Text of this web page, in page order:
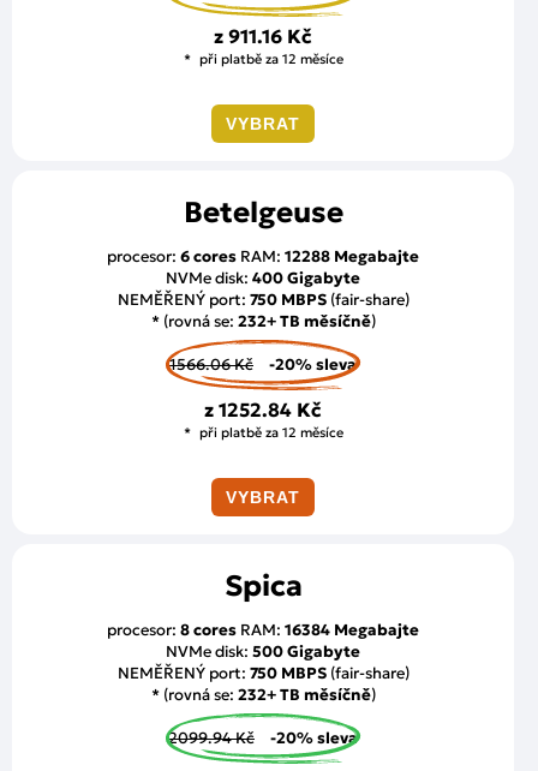
z 911.16 Kč
při platbě za 12 měsíce
VYBRAT
Betelgeuse
procesor: 6 cores RAM: 12288 Megabajte
NVMe disk: 400 Gigabyte
NEMĚŘENÝ port: 750 MBPS(fair-share)
* (rovná se: 232+ TB měsíčně)
1566.06 Kč -20% sleva
z 1252.84 Kč
při platbě za 12 měsíce
VYBRAT
Spica
procesor: 8 cores RAM: 16384 Megabajte
NVMe disk: 500 Gigabyte
NEMĚŘENÝ port: 750 MBPS(fair-share)
* (rovná se: 232+ TB měsíčně)
2099.94 Kč -20% sleva